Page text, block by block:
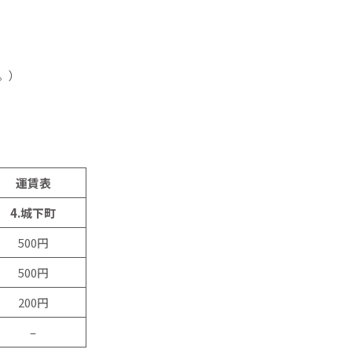
運賃表
4.城下町
500円
500円
200円
–